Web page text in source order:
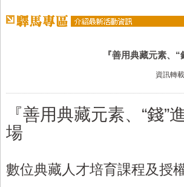
『善用典藏元素、
資訊轉
『善用典藏元素、“錢
場
數位典藏人才培育課程及授